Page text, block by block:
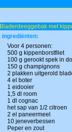
Bladerdeeggebak met
ingrediënten:
Voor 4 personen:
500 g kippenborstfilet
100 g gerookt spek in
150 g champignons
2 plakken uitgerold
4 el boter
1 eidooier
1,5 dl room
1 dl cognac
het sap van 1/2 citroen
2 el paneermeel
10 jeneverbessen
Peper en zout